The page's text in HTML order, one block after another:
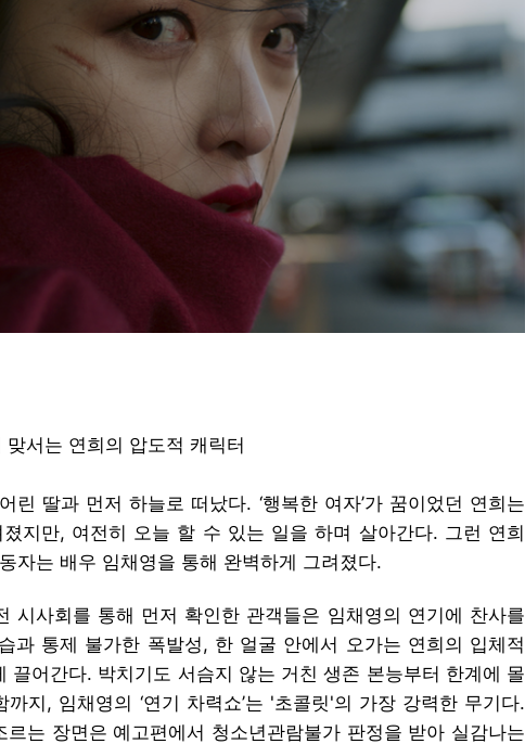
서는 연희의 압도적 캐릭터
린 딸과 먼저 하늘로 떠났다. ‘행복한 여자’가 꿈이었던 연희는
지만, 여전히 오늘 할 수 있는 일을 하며 살아간다. 그런 연희
자는 배우 임채영을 통해 완벽하게 그려졌다.
시사회를 통해 먼저 확인한 관객들은 임채영의 연기에 찬사를
과 통제 불가한 폭발성, 한 얼굴 안에서 오가는 연희의 입체적
끌어간다. 박치기도 서슴지 않는 거친 생존 본능부터 한계에 몰
지, 임채영의 ‘연기 차력쇼’는 '초콜릿'의 가장 강력한 무기다.
르는 장면은 예고편에서 청소년관람불가 판정을 받아 실감나는